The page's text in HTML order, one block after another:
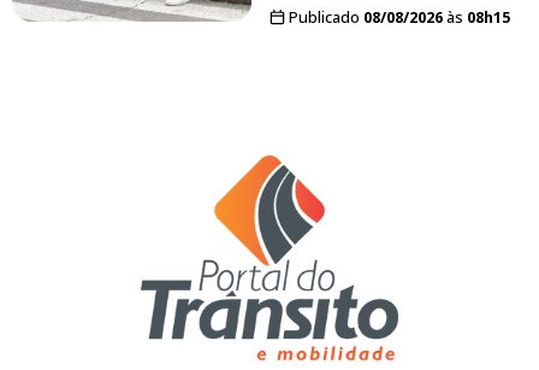
Publicado 08/08/2026às 08h15